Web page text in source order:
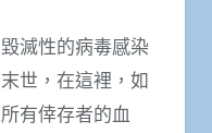
滅性的病毒感染
世，在這裡，如
有倖存者的血